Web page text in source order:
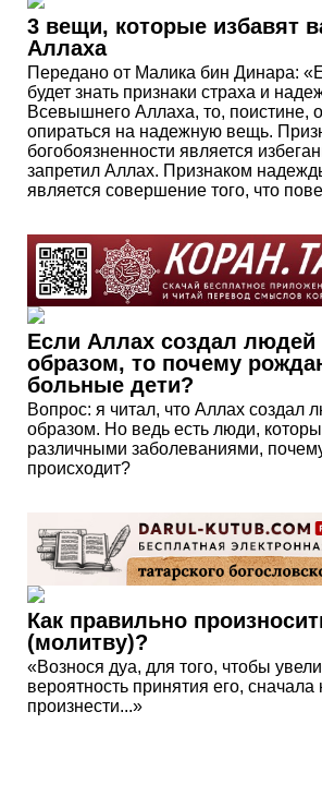
3 вещи, которые избавят
Аллаха
Передано от Малика бин Динара:
будет знать признаки страха и
Всевышнего Аллаха, то, поистине,
опираться на надежную вещь.
богобоязненности является
запретил Аллах. Признаком
является совершение того, что
Если Аллах создал
образом, то почему
больные дети?
Вопрос: я читал, что Аллах создал
образом. Но ведь есть люди,
различными заболеваниями,
происходит?
Как правильно
(молитву)?
«Вознося дуа, для того, чтобы
вероятность принятия его, сначала
произнести...»